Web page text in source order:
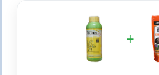
+